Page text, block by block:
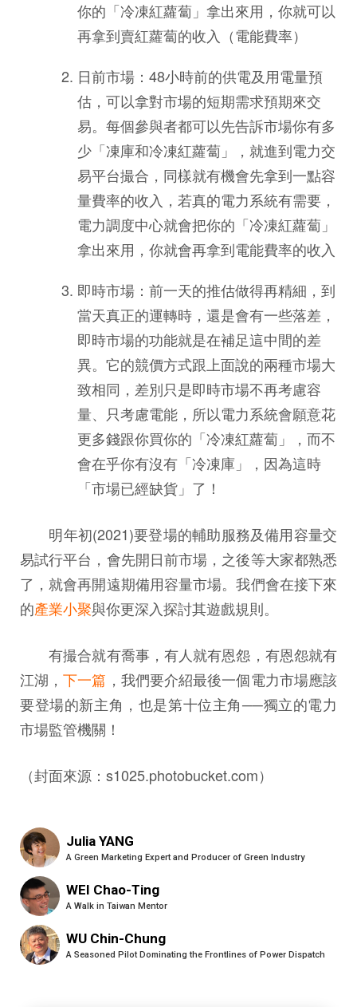
你的「冷凍紅蘿蔔」拿出來用，你就可以
再拿到賣紅蘿蔔的收入（電能費率）
日前市場：48小時前的供電及用電量預
估，可以拿對市場的短期需求預期來交
易。每個參與者都可以先告訴市場你有多
少「凍庫和冷凍紅蘿蔔」，就進到電力交
易平台撮合，同樣就有機會先拿到一點容
量費率的收入，若真的電力系統有需要，
電力調度中心就會把你的「冷凍紅蘿蔔」
拿出來用，你就會再拿到電能費率的收入
即時市場：前一天的推估做得再精細，到
當天真正的運轉時，還是會有一些落差，
即時市場的功能就是在補足這中間的差
異。它的競價方式跟上面說的兩種市場大
致相同，差別只是即時市場不再考慮容
量、只考慮電能，所以電力系統會願意花
更多錢跟你買你的「冷凍紅蘿蔔」，而不
會在乎你有沒有「冷凍庫」，因為這時
「市場已經缺貨」了！
明年初(2021)要登場的輔助服務及備用容量交
易試行平台，會先開日前市場，之後等大家都熟悉
了，就會再開遠期備用容量市場。我們會在接下來
的產業小聚與你更深入探討其遊戲規則。
有撮合就有喬事，有人就有恩怨，有恩怨就有
江湖，下一篇 ，我們要介紹最後一個電力市場應該
要登場的新主角，也是第十位主角──獨立的電力
市場監管機關！
（封面來源：s1025.photobucket.com）
Julia YANG
A Green Marketing Expert and Producer of Green Industry
WEI Chao-Ting
A Walk in Taiwan Mentor
WU Chin-Chung
A Seasoned Pilot Dominating the Frontlines of Power Dispatch